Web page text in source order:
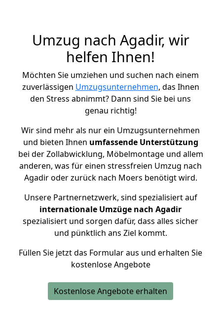
Umzug nach Agadir, wir
helfen Ihnen!
Möchten Sie umziehen und suchen nach einem
zuverlässigen Umzugsunternehmen, das Ihnen
den Stress abnimmt? Dann sind Sie bei uns
genau richtig!
Wir sind mehr als nur ein Umzugsunternehmen
und bieten Ihnen umfassende Unterstützung
bei der Zollabwicklung, Möbelmontage und allem
anderen, was für einen stressfreien Umzug nach
Agadir oder zurück nach Moers benötigt wird.
Unsere Partnernetzwerk, sind spezialisiert auf
internationale Umzüge nach Agadir
spezialisiert und sorgen dafür, dass alles sicher
und pünktlich ans Ziel kommt.
Füllen Sie jetzt das Formular aus und erhalten Sie
kostenlose Angebote
Kostenlose Angebote erhalten